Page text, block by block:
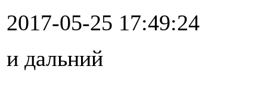
2017-05-25 17:49:24
и дальний